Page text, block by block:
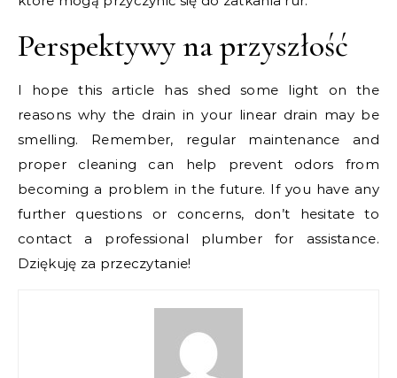
Perspektywy na przyszłość
I hope this article has shed some light on the
reasons why the drain in your linear drain may be
smelling. Remember, regular maintenance and
proper cleaning can help prevent odors from
becoming a problem in the future. If you have any
further questions or concerns, don’t hesitate to
contact a professional plumber for assistance.
Dziękuję za przeczytanie!